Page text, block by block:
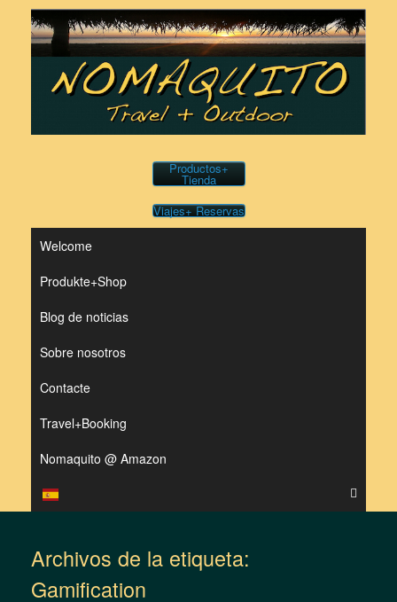
contenido
Productos+
Tienda
Viajes+ Reservas
Welcome
Produkte+Shop
Blog de noticias
Sobre nosotros
Contacte
Travel+Booking
Nomaquito @ Amazon
Archivos de la etiqueta:
Gamification